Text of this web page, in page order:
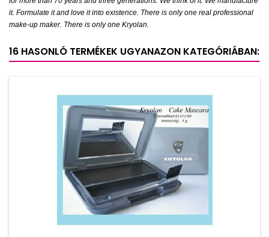
it. Formulate it and love it into existence. There is only one real professional
make-up maker. There is only one Kryolan.
16 HASONLÓ TERMÉKEK UGYANAZON KATEGÓRIÁBAN: